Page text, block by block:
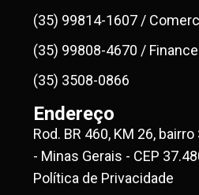
(35) 99814-1607 /
(35) 99808-4670 /
(35) 3508-0866
Endereço
Rod. BR 460, KM 26,
- Minas Gerais - CEP
Política de Privacidade